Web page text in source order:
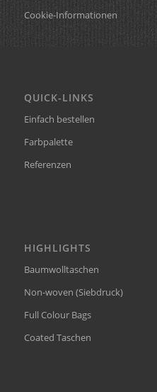
Cookie-Informationen
QUICK-LINKS
Einfach bestellen
Farbpalette
Referenzen
HIGHLIGHTS
Baumwolltaschen
Non-woven (Siebdruck)
Full Colour Bags
Coated Taschen